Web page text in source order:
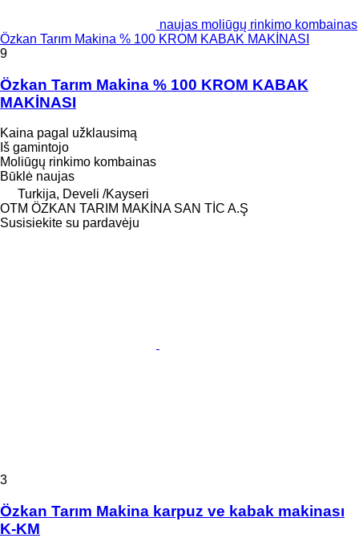
naujas moliūgų rinkimo kombainas
Özkan Tarım Makina % 100 KROM KABAK MAKİNASI
9
Özkan Tarım Makina % 100 KROM KABAK
MAKİNASI
Kaina pagal užklausimą
Iš gamintojo
Moliūgų rinkimo kombainas
Būklė naujas
Turkija, Develi /Kayseri
OTM ÖZKAN TARIM MAKİNA SAN TİC A.Ş
Susisiekite su pardavėju
3
Özkan Tarım Makina karpuz ve kabak makinası
K-KM